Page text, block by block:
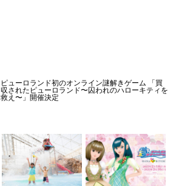
ピューロランド初のオンライン謎解きゲーム 「買
収されたピューロランド〜囚われのハローキティを
救え〜」開催決定